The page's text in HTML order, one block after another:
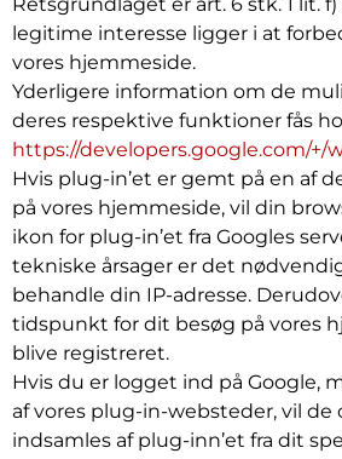
legitime interesse ligger i at
vores hjemmeside.
Yderligere information om de
deres respektive funktioner fås
https://developers.google.com/+/
Hvis plug-in’et er gemt på en af
på vores hjemmeside, vil din
ikon for plug-in’et fra Googles
tekniske årsager er det
behandle din IP-adresse.
tidspunkt for dit besøg på vores
blive registreret.
Hvis du er logget ind på Google,
af vores plug-in-websteder, vil de
indsamles af plug-inn’et fra dit